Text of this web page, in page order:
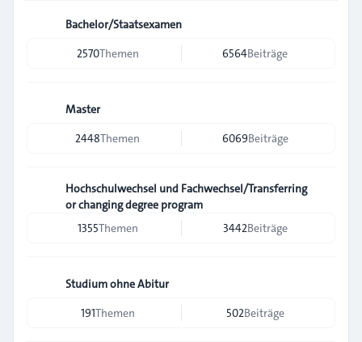
Bachelor/Staatsexamen
2570Themen 6564Beiträge
Master
2448Themen 6069Beiträge
Hochschulwechsel und Fachwechsel/Transferring
or changing degree program
1355Themen 3442Beiträge
Studium ohne Abitur
191Themen 502Beiträge